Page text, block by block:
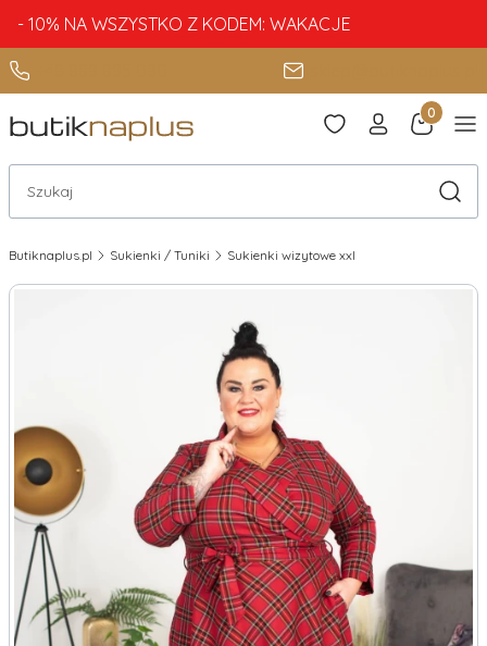
- 10% NA WSZYSTKO Z KODEM: WAKACJE
Produkty
Otwórz wyszukiwarkę
Butiknaplus.pl Sukienki / Tuniki Sukienki wizytowe xxl